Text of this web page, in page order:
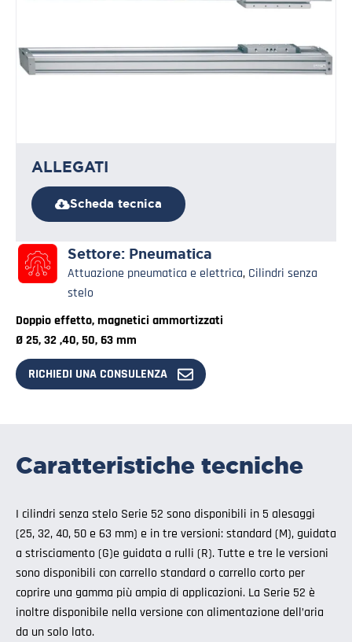
ALLEGATI
Scheda tecnica
Settore: Pneumatica
Attuazione pneumatica e elettrica, Cilindri senza
stelo
Doppio effetto, magnetici ammortizzati
Ø 25, 32 ,40, 50, 63 mm
RICHIEDI UNA CONSULENZA
Caratteristiche tecniche
I cilindri senza stelo Serie 52 sono disponibili in 5 alesaggi
(25, 32, 40, 50 e 63 mm) e in tre versioni: standard (M), guidata
a strisciamento (G)e guidata a rulli (R). Tutte e tre le versioni
sono disponibili con carrello standard o carrello corto per
coprire una gamma più ampia di applicazioni. La Serie 52 è
inoltre disponibile nella versione con alimentazione dell’aria
da un solo lato.